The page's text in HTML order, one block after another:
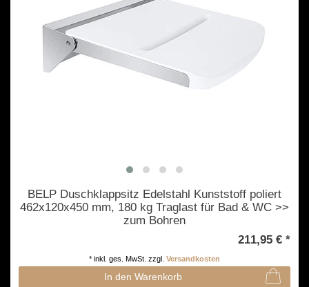
BELP Duschklappsitz Edelstahl Kunststoff poliert
462x120x450 mm, 180 kg Traglast für Bad & WC >>
zum Bohren
211,95 € *
In den Warenkorb
* inkl. ges. MwSt. zzgl. Versandkosten